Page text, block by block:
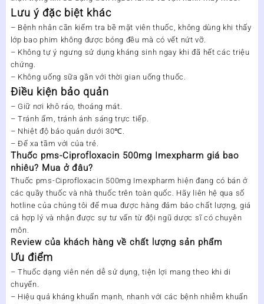
Lưu ý đặc biệt khác
– Bệnh nhân cần kiểm tra bề mặt viên thuốc, không dùng khi thấy
lớp bao phim không được bóng đều mà có vết nứt vỡ.
– Không tự ý ngưng sử dụng kháng sinh ngay khi đã hết các triệu
chứng.
– Không uống sữa gần với thời gian uống thuốc.
Điều kiện bảo quản
– Giữ nơi khô ráo, thoáng mát.
– Tránh ẩm, tránh ánh sáng trực tiếp.
– Nhiệt độ bảo quản dưới 30℃.
– Để xa tầm với của trẻ.
Thuốc pms-Ciprofloxacin 500mg Imexpharm giá bao
nhiêu? Mua ở đâu?
Thuốc pms-Ciprofloxacin 500mg Imexpharm hiện đang có bán ở
các quầy thuốc và nhà thuốc trên toàn quốc. Hãy liên hệ qua số
hotline của chúng tôi để mua được hàng đảm bảo chất lượng, giá
cả hợp lý và nhận được sự tư vấn từ đội ngũ dược sĩ có chuyên
môn.
Review của khách hàng về chất lượng sản phẩm
Ưu điểm
– Thuốc dạng viên nén dễ sử dụng, tiện lợi mang theo khi di
chuyển.
– Hiệu quả kháng khuẩn mạnh, nhanh với các bệnh nhiễm khuẩn